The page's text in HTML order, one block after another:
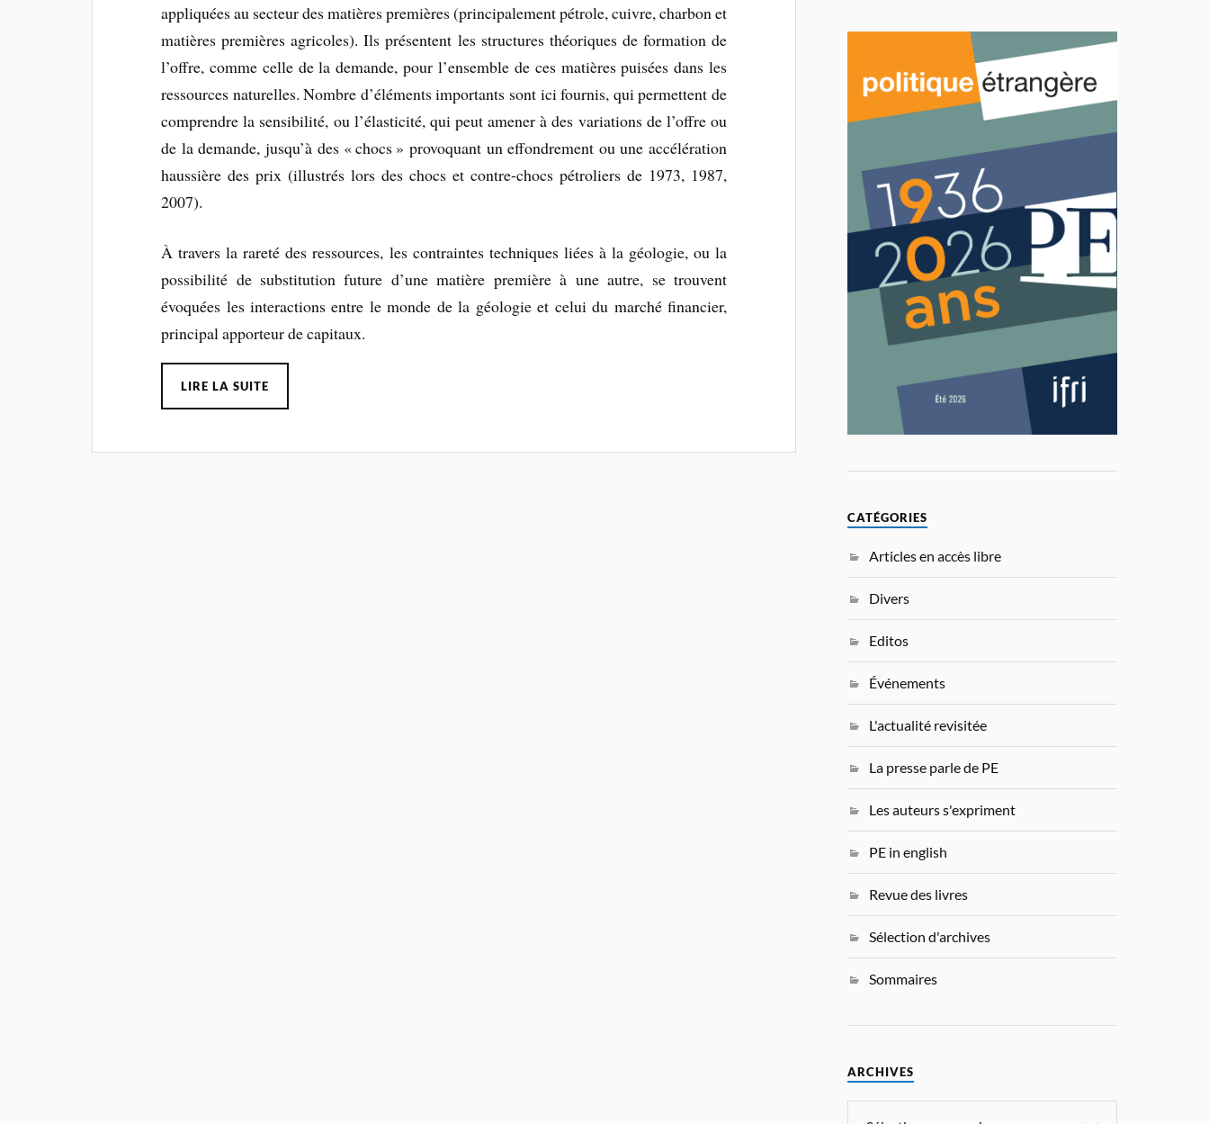
appliquées au secteur des matières premières (principalement pétrole, cuivre, charbon et
matières premières agricoles). Ils présentent les structures théoriques de formation de
l’offre, comme celle de la demande, pour l’ensemble de ces matières puisées dans les
ressources naturelles. Nombre d’éléments importants sont ici fournis, qui permettent de
comprendre la sensibilité, ou l’élasticité, qui peut amener à des variations de l’offre ou
de la demande, jusqu’à des « chocs » provoquant un effondrement ou une accélération
haussière des prix (illustrés lors des chocs et contre-chocs pétroliers de 1973, 1987,
2007).
À travers la rareté des ressources, les contraintes techniques liées à la géologie, ou la
possibilité de substitution future d’une matière première à une autre, se trouvent
évoquées les inter­actions entre le monde de la géologie et celui du marché financier,
principal apporteur de capitaux.
LIRE LA SUITE
CATÉGORIES
Articles en accès libre
Divers
Editos
Événements
L'actualité revisitée
La presse parle de PE
Les auteurs s'expriment
PE in english
Revue des livres
Sélection d'archives
Sommaires
ARCHIVES